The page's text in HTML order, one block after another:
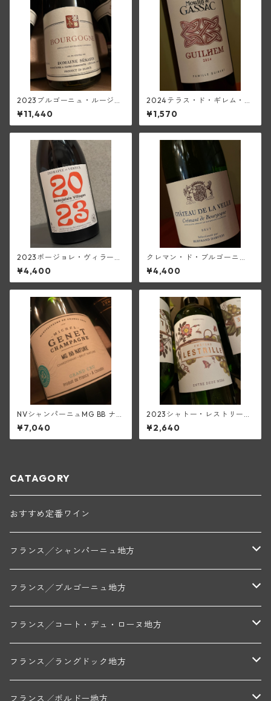
2023ブルゴーニュ・ルージュ
(セラファン)
¥11,440
2024テラス・ド・ギレム・ル
ージュ・ヴィエーユ・ヴィー
ニュ<ペイ・デロ―>(ムーラ
ン・ド・ガサック)
¥1,570
2023ボージョレ・ヴィラージ
ュ(ド・ヴェルニュス)
¥4,400
クレマン・ド・ブルゴーニ
ュ・ブリュット・ブラン(シャ
トー・ド・ラ・ヴェル/ベルト
ラン・ダルヴィオ)
¥4,400
NVシャンパーニュMG BB ナチ
ュール・シャルドネ特級ブリ
ュット・ナチュール(ミシェ
ル・ジュネ)
¥7,040
2023シャトー・レストリー
ユ・ブラン(アントル・ドゥ
ー・メール)
¥2,640
CATAGORY
おすすめ定番ワイン
フランス╱シャンパーニュ地方
モンターニュ・ド・ランス
トリシェ・ディディエ
コート・デ・ブラン
ミッシェル・ジュネ
フランス╱ブルゴーニュ地方
シャブリ地区
プティ・ポンティニィ(シャブリ)
アラン・マティアス(トネロワ)
コート・ド・ニュイ地区
クロード・デュガ(ジュヴレ・シャンベルタン)
コート・ド・ボーヌ地区
フランス╱コート・デュ・ローヌ地方
北部地区
ジャン・ルイ・シャーヴ(エルミタージュ)
南部地区
フランス╱ラングドック地方
コトー・デュ・ラングドック地区
フランス╱ボルドー地方